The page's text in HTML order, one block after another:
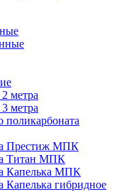
метра
метра
Престиж МПК
Титан МПК
Капелька МПК
Капелька гибридное